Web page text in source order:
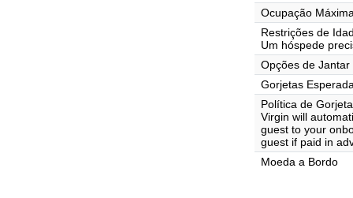
Ocupação
Restrições de
Um hóspede
Opções de Jantar
Gorjetas
Política de
Virgin will
guest to your
guest if paid in
Moeda a Bordo